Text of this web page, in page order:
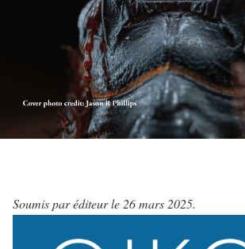
Soumis paréditeurle 26 mars 2025.